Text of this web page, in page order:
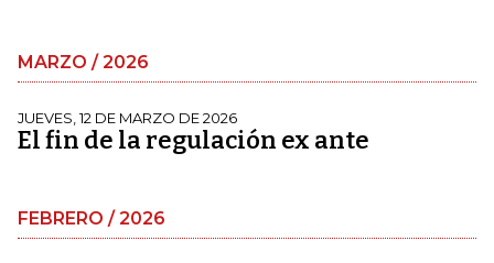
MARZO / 2026
JUEVES, 12 DE MARZO DE 2026
El fin de la regulación ex ante
FEBRERO / 2026